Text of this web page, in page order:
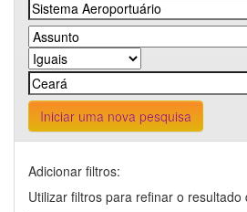
Iniciar uma nova pesquisa
Adicionar filtros:
Utilizar filtros para refinar o resultado